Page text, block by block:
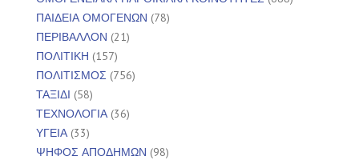
ΠΑΙΔΕΙΑ ΟΜΟΓΕΝΩΝ (78)
ΠΕΡΙΒΑΛΛΟΝ (21)
ΠΟΛΙΤΙΚΗ (157)
ΠΟΛΙΤΙΣΜΟΣ (756)
ΤΑΞΙΔΙ (58)
ΤΕΧΝΟΛΟΓΙΑ(36)
ΥΓΕΙΑ(33)
ΨΗΦΟΣ ΑΠΟΔΗΜΩΝ (98)